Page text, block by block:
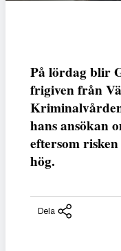
På lördag blir
frigiven från
hans ansökan
eftersom
hög.
Dela